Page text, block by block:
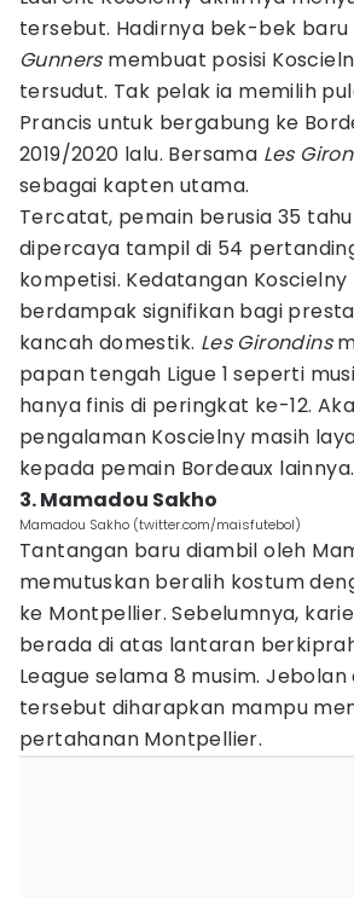
tersebut. Hadirnya bek-bek baru
Gunners membuat posisi
tersudut. Tak pelak ia memilih
Prancis untuk bergabung ke
2019/2020 lalu. Bersama Les
sebagai kapten utama.
Tercatat, pemain berusia 35
dipercaya tampil di 54
kompetisi. Kedatangan
berdampak signifikan bagi
kancah domestik. Les Girondins
papan tengah Ligue 1 seperti
hanya finis di peringkat ke-12.
pengalaman Koscielny masih
kepada pemain Bordeaux lainnya.
3. Mamadou Sakho
Mamadou Sakho (twitter.com/maisfutebol)
Tantangan baru diambil oleh
memutuskan beralih kostum
ke Montpellier. Sebelumnya,
berada di atas lantaran
League selama 8 musim. Jebolan
tersebut diharapkan mampu
pertahanan Montpellier.